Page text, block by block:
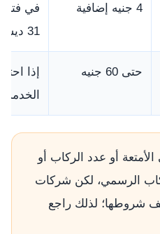
4 جنيه إضافية
31 ديسمبر إلى 2 يناير
حتى 60 جنيه
إذا
الخدمة
أو عدد الركاب أو
كاب الرسمي، لكن شركات
شروطها؛ لذلك راجع